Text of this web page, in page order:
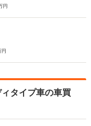
円
円
タイプ車の車買